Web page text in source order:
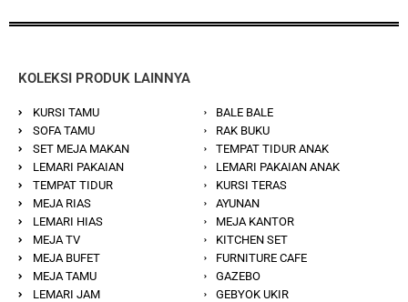
KOLEKSI PRODUK LAINNYA
KURSI TAMU
SOFA TAMU
SET MEJA MAKAN
LEMARI PAKAIAN
TEMPAT TIDUR
MEJA RIAS
LEMARI HIAS
MEJA TV
MEJA BUFET
MEJA TAMU
LEMARI JAM
BALE BALE
RAK BUKU
TEMPAT TIDUR ANAK
LEMARI PAKAIAN ANAK
KURSI TERAS
AYUNAN
MEJA KANTOR
KITCHEN SET
FURNITURE CAFE
GAZEBO
GEBYOK UKIR